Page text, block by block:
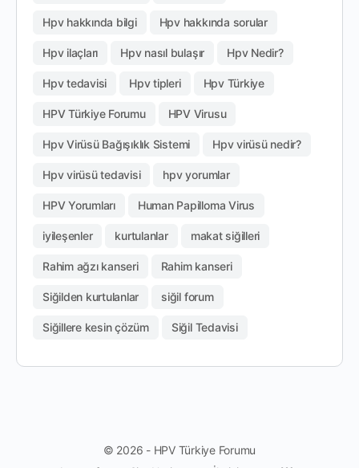
Hpv hakkında bilgi Hpv hakkında sorular
Hpv ilaçları Hpv nasıl bulaşır Hpv Nedir?
Hpv tedavisi Hpv tipleri Hpv Türkiye
HPV Türkiye Forumu HPV Virusu
Hpv Virüsü Bağışıklık Sistemi Hpv virüsü nedir?
Hpv virüsü tedavisi hpv yorumlar
HPV Yorumları Human Papilloma Virus
iyileşenler kurtulanlar makat siğilleri
Rahim ağzı kanseri Rahim kanseri
Siğilden kurtulanlar siğil forum
Siğillere kesin çözüm Siğil Tedavisi
© 2026 - HPV Türkiye Forumu